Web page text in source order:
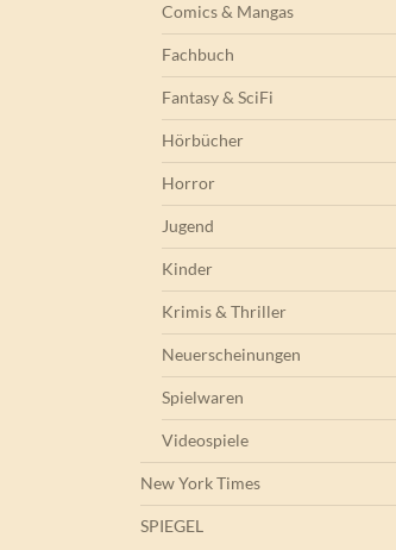
Comics & Mangas
Fachbuch
Fantasy & SciFi
Hörbücher
Horror
Jugend
Kinder
Krimis & Thriller
Neuerscheinungen
Spielwaren
Videospiele
New York Times
SPIEGEL